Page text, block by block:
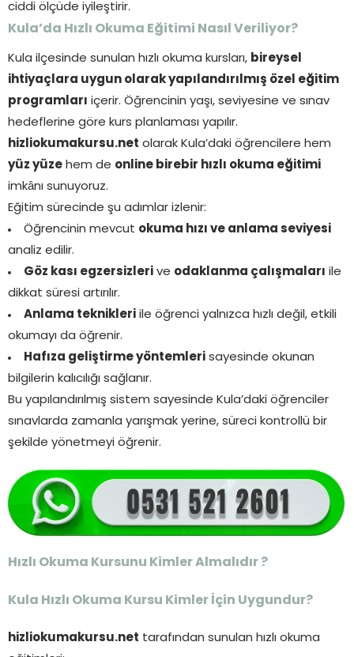
ciddi ölçüde iyileştirir.
Kula’da Hızlı Okuma Eğitimi Nasıl Veriliyor?
Kula ilçesinde sunulan hızlı okuma kursları, bireysel
ihtiyaçlara uygun olarak yapılandırılmış özel eğitim
programları
içerir. Öğrencinin yaşı, seviyesine ve sınav
hedeflerine göre kurs planlaması yapılır.
hizliokumakursu.net olarak Kula’daki öğrencilere hem
yüz yüze hem de online birebir hızlı okuma eğitimi
imkânı sunuyoruz.
Eğitim sürecinde şu adımlar izlenir:
Öğrencinin mevcut okuma hızı ve anlama seviyesi
analiz edilir.
Göz kası egzersizleri ve odaklanma çalışmaları
ile
dikkat süresi artırılır.
Anlama teknikleri ile öğrenci yalnızca hızlı değil, etkili
okumayı da öğrenir.
Hafıza geliştirme yöntemleri sayesinde okunan
bilgilerin kalıcılığı sağlanır.
Bu yapılandırılmış sistem sayesinde Kula’daki öğrenciler
sınavlarda zamanla yarışmak yerine, süreci kontrollü bir
şekilde yönetmeyi öğrenir.
Hızlı Okuma Kursunu Kimler Almalıdır ?
Kula Hızlı Okuma Kursu Kimler İçin Uygundur?
hizliokumakursu.net tarafından sunulan hızlı okuma